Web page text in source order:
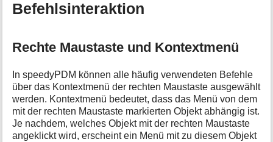
Befehlsinteraktion
Rechte Maustaste und Kontextmenü
In speedyPDM können alle häufig verwendeten Befehle
über das Kontextmenü der rechten Maustaste ausgewählt
werden. Kontextmenü bedeutet, dass das Menü von dem
mit der rechten Maustaste markierten Objekt abhängig ist.
Je nachdem, welches Objekt mit der rechten Maustaste
angeklickt wird, erscheint ein Menü mit zu diesem Objekt